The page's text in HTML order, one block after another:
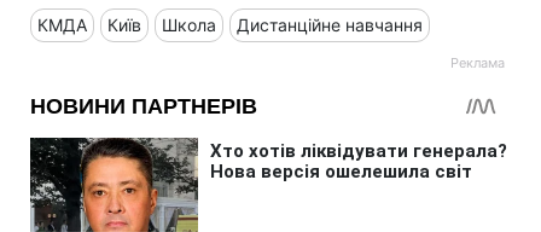
КМДА Київ Школа Дистанційне навчання